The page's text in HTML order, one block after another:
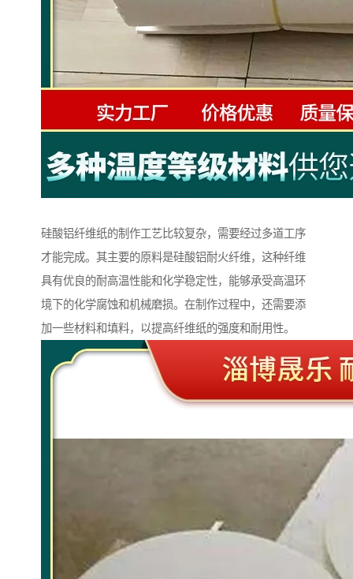
硅酸铝纤维纸的制作工艺比较复杂，需要经过多道工序
才能完成。其主要的原料是硅酸铝耐火纤维，这种纤维
具有优良的耐高温性能和化学稳定性，能够承受高温环
境下的化学腐蚀和机械磨损。在制作过程中，还需要添
加一些材料和填料，以提高纤维纸的强度和耐用性。